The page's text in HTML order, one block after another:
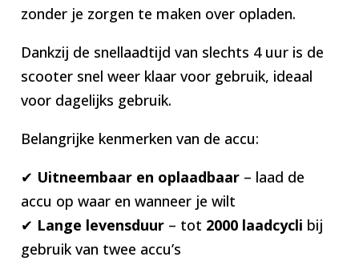
zonder je zorgen te maken over opladen.
Dankzij de snellaadtijd van slechts 4 uur is de
scooter snel weer klaar voor gebruik, ideaal
voor dagelijks gebruik.
Belangrijke kenmerken van de accu:
✔ Uitneembaar en oplaadbaar – laad de
accu op waar en wanneer je wilt
✔ Lange levensduur – tot 2000 laadcycli bij
gebruik van twee accu’s